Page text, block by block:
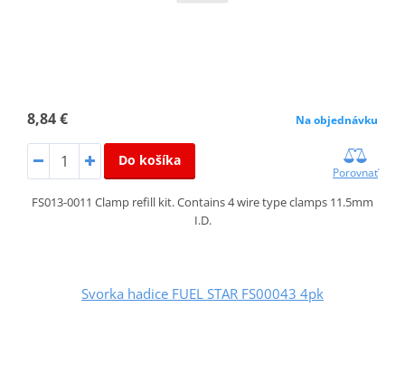
8,84 € Na objednávku
Do košíka
Porovnať
FS013-0011 Clamp refill kit. Contains 4 wire type clamps 11.5mm
I.D.
Svorka hadice FUEL STAR FS00043 4pk